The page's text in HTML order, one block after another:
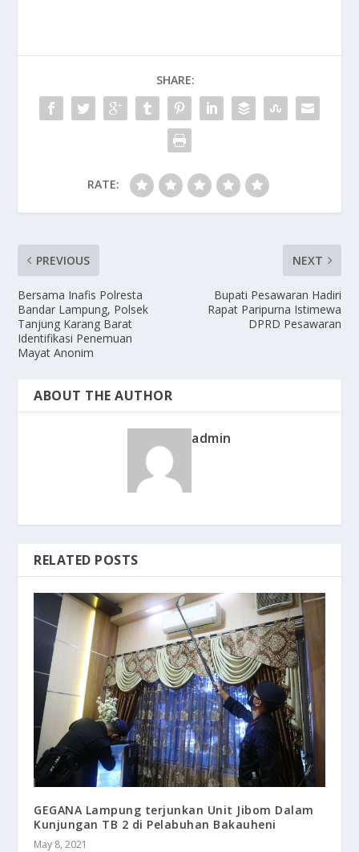
o
o
k
o
n SHARE:
RATE:
PREVIOUS
Bersama Inafis Polresta
Bandar Lampung, Polsek
Tanjung Karang Barat
Identifikasi Penemuan
Mayat Anonim
NEXT
Bupati Pesawaran Hadiri
Rapat Paripurna Istimewa
DPRD Pesawaran
ABOUT THE AUTHOR
admin
RELATED POSTS
GEGANA Lampung terjunkan Unit Jibom Dalam
Kunjungan TB 2 di Pelabuhan Bakauheni
May 8, 2021